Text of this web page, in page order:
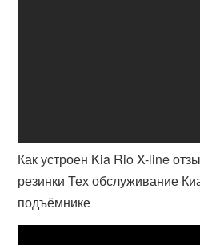
Как устроен Kia Rio X-line
резинки Тех обслуживание
подъёмнике